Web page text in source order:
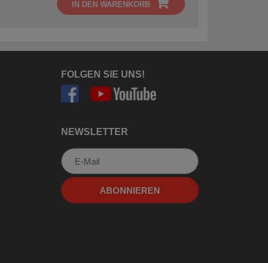
IN DEN WARENKORB
FOLGEN SIE UNS!
NEWSLETTER
Newsletter
ABONNIEREN